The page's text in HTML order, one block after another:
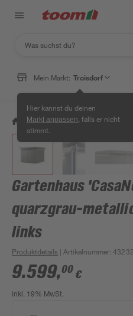
Mein Markt: Troisdorf
Hier kannst du deinen
Markt anpassen , falls er nicht
stimmt.
/ Garten & Freizeit / Garten-
Gartenhaus
quarzgrau-
links
Produktdetails | Artikelnummer:
9.599,00 €
inkl. 19% MwSt.